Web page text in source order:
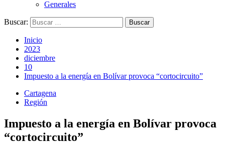
Generales
Buscar:
Inicio
2023
diciembre
10
Impuesto a la energía en Bolívar provoca “cortocircuito”
Cartagena
Región
Impuesto a la energía en Bolívar provoca
“cortocircuito”